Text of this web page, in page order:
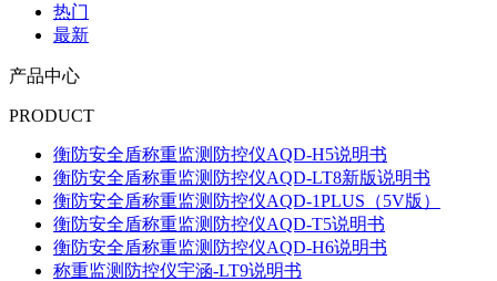
热门
最新
产品中心
PRODUCT
衡防安全盾称重监测防控仪AQD-H5说明书
衡防安全盾称重监测防控仪AQD-LT8新版说明书
衡防安全盾称重监测防控仪AQD-1PLUS（5V版）
衡防安全盾称重监测防控仪AQD-T5说明书
衡防安全盾称重监测防控仪AQD-H6说明书
称重监测防控仪宇涵-LT9说明书